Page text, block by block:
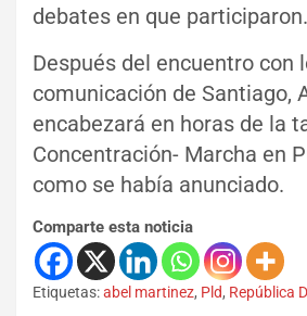
debates en que participaron.
Después del encuentro con
comunicación de Santiago,
encabezará en horas de la
Concentración- Marcha en
como se había anunciado.
Comparte esta noticia
Etiquetas:abel martinez, Pld, República